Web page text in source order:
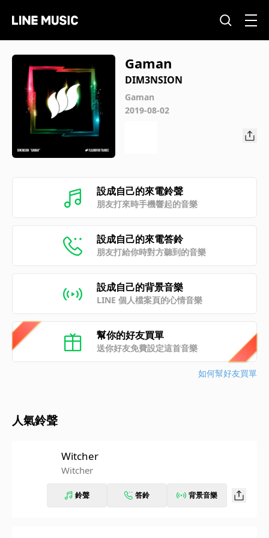
Gaman
DIM3NSION
Gaman
2019-08-02
設成自己的來電鈴聲
朋友打來時手機響起的音樂
設成自己的來電答鈴
朋友打給你時對方聽到的音樂
設成自己的背景音樂
LINE 個人檔案頁的心情音樂
幫你的好友買單
送你好友免費設定這首音樂
如何幫好友買單
人氣鈴聲
Witcher
Witcher
鈴聲 答鈴 背景音樂